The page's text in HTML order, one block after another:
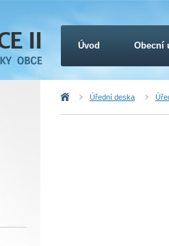
Úvod Úřední deska
Úvod Obecní